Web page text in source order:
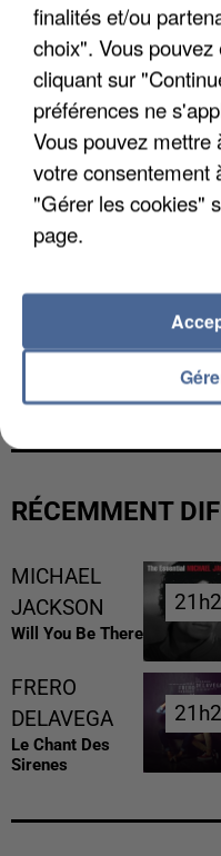
L’UN DES
MAFIA INTERPELLÉ
RÉCEMMENT
MICHAEL
JACKSON
Will You Be There
FRERO
DELAVEGA
Le Chant Des
Sirenes
finalités et/ou
choix". Vous
cliquant sur
préférences ne
Vous pouvez mettre
votre consentement
"Gérer les cookies"
page.